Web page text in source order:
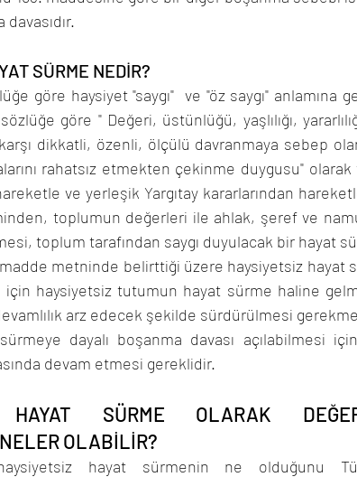
SÜRME NEDİR?
göre haysiyet "saygı"  ve "öz saygı" anlamına
göre " Değeri, üstünlüğü, yaşlılığı,
dikkatli, özenli, ölçülü davranmaya sebep
rahatsız etmekten çekinme duygusu" olarak
ve yerleşik Yargıtay kararlarından
toplumun değerleri ile ahlak, şeref ve
toplum tarafından saygı duyulacak bir hayat
metninde belirttiği üzere haysiyetsiz hayat
için haysiyetsiz tutumun hayat sürme haline
arz edecek şekilde sürdürülmesi
dayalı boşanma davası açılabilmesi
devam etmesi gereklidir.
HAYAT SÜRME OLARAK
OLABİLİR?
hayat sürmenin ne olduğunu